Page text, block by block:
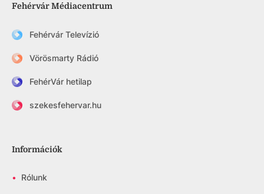
Fehérvár Médiacentrum
Fehérvár Televízió
Vörösmarty Rádió
FehérVár hetilap
szekesfehervar.hu
Információk
• Rólunk